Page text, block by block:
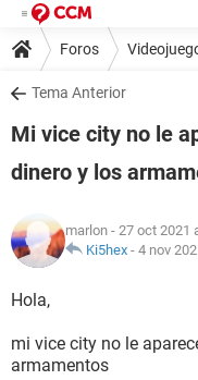
Foros
Tema Anterior
Mi vice city no le
dinero y los
marlon - 27 oct 2021
Ki5hex - 4 nov
Hola,
mi vice city no le
armamentos